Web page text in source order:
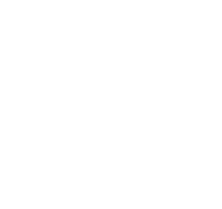
Posteriormente,
ello que se
desde LaLiga
del futbol, sino de
herramienta como